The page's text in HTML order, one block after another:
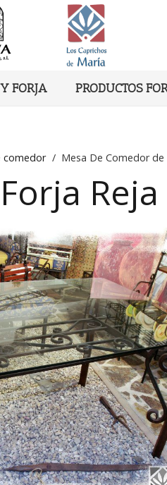
FORJA PRODUCTOS
comedor / Mesa De Comedor de
Reja